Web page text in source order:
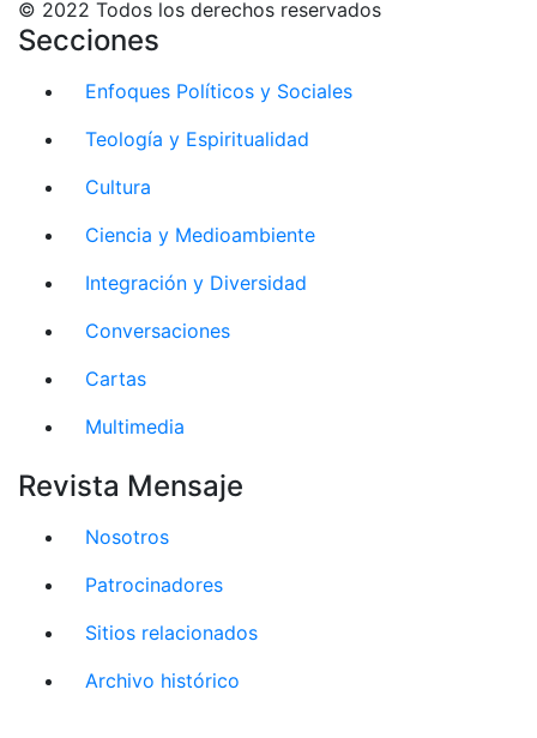
© 2022 Todos los derechos reservados
Secciones
Enfoques Políticos y Sociales
Teología y Espiritualidad
Cultura
Ciencia y Medioambiente
Integración y Diversidad
Conversaciones
Cartas
Multimedia
Revista Mensaje
Nosotros
Patrocinadores
Sitios relacionados
Archivo histórico